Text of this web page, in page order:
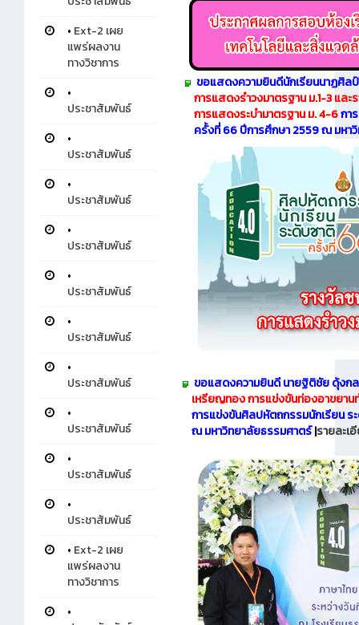
• Ext-2 เผย
แพร่ผลงาน
ทางวิชาการ
•
ประชาสัมพันธ์
•
ประชาสัมพันธ์
•
ประชาสัมพันธ์
•
ประชาสัมพันธ์
•
ประชาสัมพันธ์
•
ประชาสัมพันธ์
•
ประชาสัมพันธ์
•
ประชาสัมพันธ์
•
ประชาสัมพันธ์
•
ประชาสัมพันธ์
• Ext-2 เผย
แพร่ผลงาน
ทางวิชาการ
•
ขอแสดงความยินดีนักเรียนนาฏศิล
การแสดงรำวงมาตรฐาน ม.1-3 แล
การแสดงระบำมาตรฐาน ม. 4-6กา
ครั้งที่ 66 ปีการศึกษา 2559 ณ มหา
ขอแสดงความยินดี นายฐิติชัย ดุ้งก
เหรียญทอง การแข่งขันท่องอาขยาน
การแข่งขันศิลปหัตถกรรมนักเรียน
ณ มหาวิทยาลัยธรรมศาตร์|รายละเ